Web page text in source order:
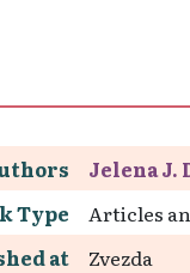
Jelena
Type
Articles
at
Zvezda